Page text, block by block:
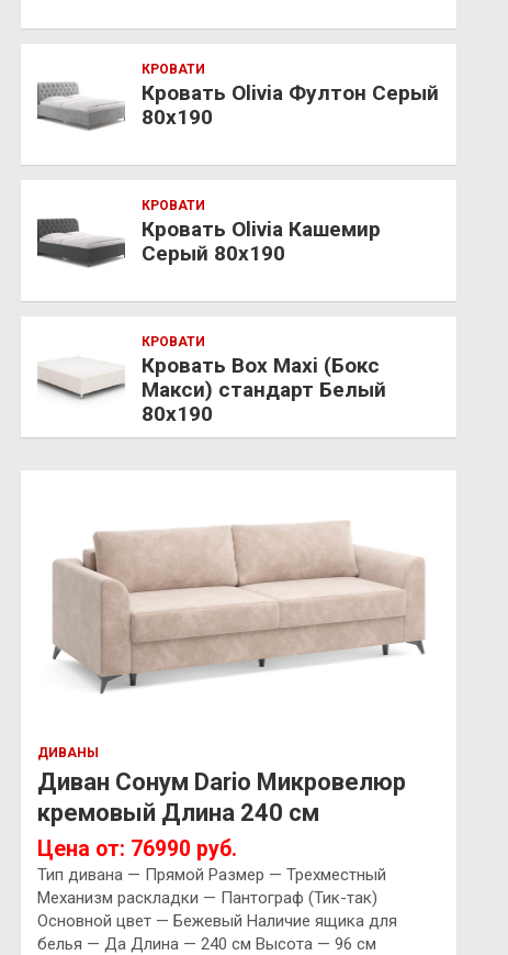
КРОВАТИ
Кровать Olivia Фултон Серый
80х190
КРОВАТИ
Кровать Olivia Кашемир
Серый 80х190
КРОВАТИ
Кровать Box Maxi (Бокс
Макси) стандарт Белый
80х190
ДИВАНЫ
Диван Сонум Dario Микровелюр
кремовый Длина 240 см
Цена от: 76990 руб.
Тип дивана — Прямой Размер — Трехместный
Механизм раскладки — Пантограф (Тик-так)
Основной цвет — Бежевый Наличие ящика для
белья — Да Длина — 240 см Высота — 96 см